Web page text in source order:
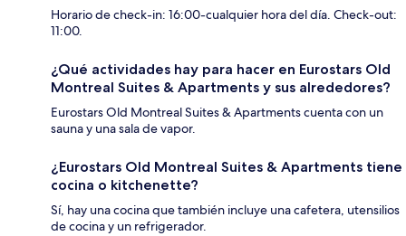
Horario de check-in: 16:00-cualquier hora del día. Check-out:
11:00.
¿Qué actividades hay para hacer en Eurostars Old
Montreal Suites & Apartments y sus alrededores?
Eurostars Old Montreal Suites & Apartments cuenta con un
sauna y una sala de vapor.
¿Eurostars Old Montreal Suites & Apartments tiene
cocina o kitchenette?
Sí, hay una cocina que también incluye una cafetera, utensilios
de cocina y un refrigerador.